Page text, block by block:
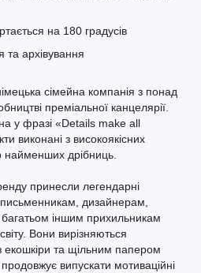
на 180 градусів
та архівування
сімейна компанія з понад
преміальної канцелярії.
у фразі «Details make all
виконані з високоякісних
найменших дрібниць.
принесли легендарні
дизайнерам,
іншим прихильникам
Вони вирізняються
та щільним папером
випускати мотиваційні